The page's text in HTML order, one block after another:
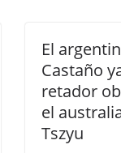
El
Castaño
retador
el
Tszyu